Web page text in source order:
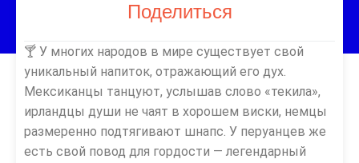
Поделиться
🍸 У многих народов в мире существует свой
уникальный напиток, отражающий его дух.
Мексиканцы танцуют, услышав слово «текила»,
ирландцы души не чаят в хорошем виски, немцы
размеренно подтягивают шнапс. У перуанцев же
есть свой повод для гордости — легендарный